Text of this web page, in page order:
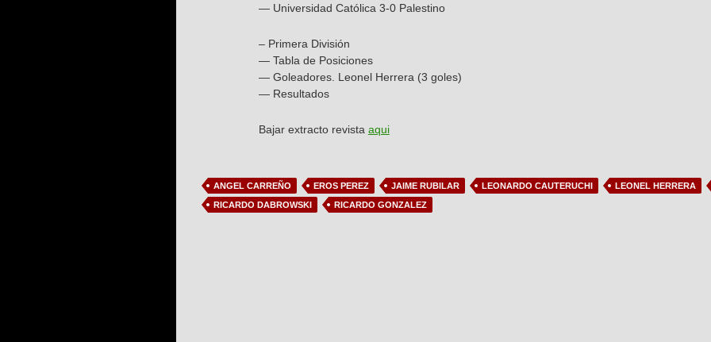
— Universidad Católica 3-0 Palestino
– Primera División
— Tabla de Posiciones
— Goleadores. Leonel Herrera (3 goles)
— Resultados
Bajar extracto revista aqui
ANGEL CARREÑO EROS PEREZ JAIME RUBILAR LEONARDO CAUTERUCHI LEONEL HERRERA
RICARDO DABROWSKI
RICARDO GONZALEZ